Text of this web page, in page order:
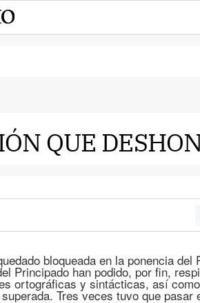
QUE
bloqueada en la ponencia del
Principado han podido, por fin,
ortográficas y sintácticas, así
Tres veces tuvo que pasar